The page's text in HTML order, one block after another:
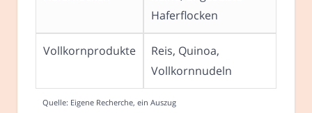
Haferflocken
Vollkornprodukte
Reis, Quinoa,
Vollkornnudeln
Quelle: Eigene Recherche, ein Auszug